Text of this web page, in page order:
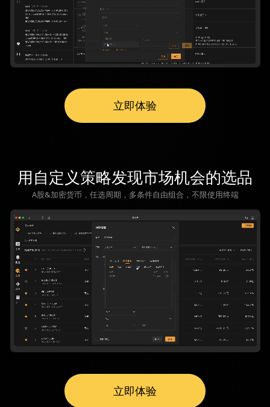
立即体验
用自定义策略发现市场机会的选品
A股&加密货币，任选周期，多条件自由组合，不限使用终端
立即体验